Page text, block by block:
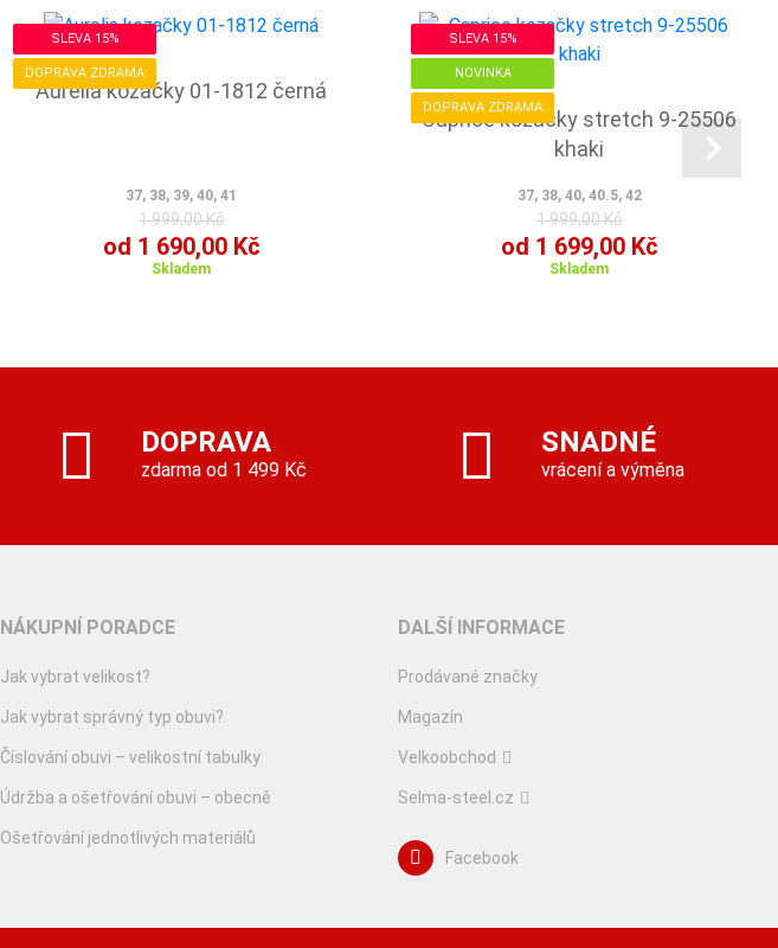
SLEVA 15%
DOPRAVA ZDRAMA
Aurelia kozačky 01-1812 černá
37, 38, 39, 40, 41
1 999,00 Kč
od 1 690,00 Kč
Skladem
SLEVA 15%
NOVINKA
DOPRAVA ZDRAMA
Caprice kozačky stretch 9-25506
khaki
37, 38, 40, 40.5, 42
1 999,00 Kč
od 1 699,00 Kč
Skladem
DOPRAVA
zdarma od 1 499 Kč
SNADNÉ
vrácení a výměna
NÁKUPNÍ PORADCE
Jak vybrat velikost?
Jak vybrat správný typ obuvi?
Číslování obuvi – velikostní tabulky
Údržba a ošetřování obuvi – obecně
Ošetřování jednotlivých materiálů
DALŠÍ INFORMACE
Prodávané značky
Magazín
Velkoobchod
Selma-steel.cz
Facebook